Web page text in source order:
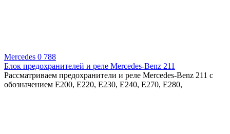
Mercedes 0 788
Блок предохранителей и реле Mercedes-Benz 211
Рассматриваем предохранители и реле Mercedes-Benz 211 с
обозначением E200, E220, E230, E240, E270, E280,